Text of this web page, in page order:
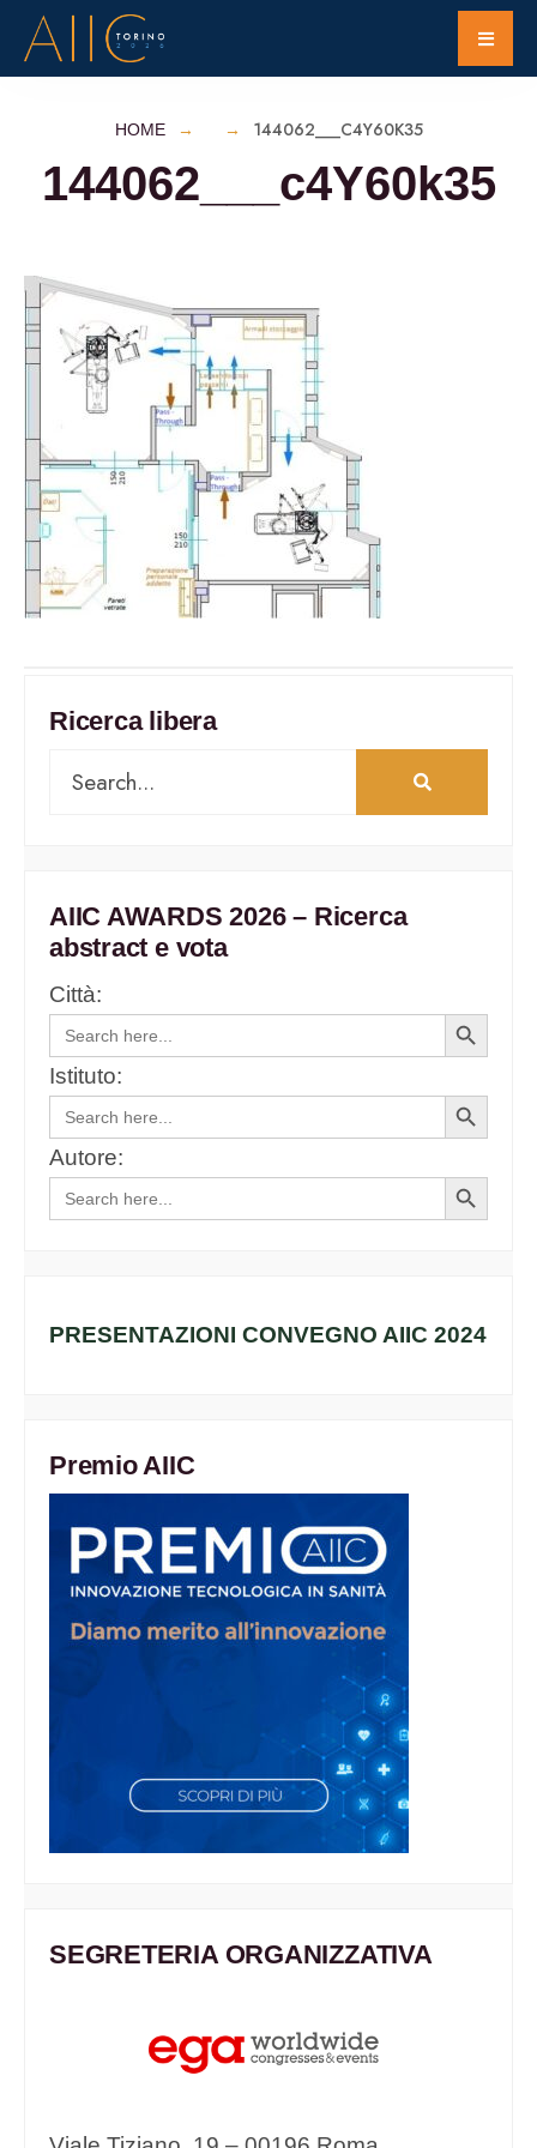
HOME 144062___C4Y60K35
144062___c4Y60k35
Ricerca libera
AIIC AWARDS 2026 – Ricerca
abstract e vota
Città:
Search
for:
Search
Button
Istituto:
Search
for:
Search
Button
Autore:
Search
for:
Search
Button
PRESENTAZIONI CONVEGNO AIIC 2024
Premio AIIC
SEGRETERIA ORGANIZZATIVA